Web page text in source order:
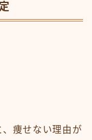
痩せない理由が